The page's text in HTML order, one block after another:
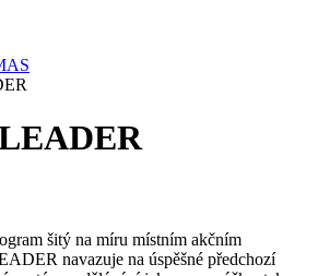
šitý na míru místním akčním
navazuje na úspěšné předchozí